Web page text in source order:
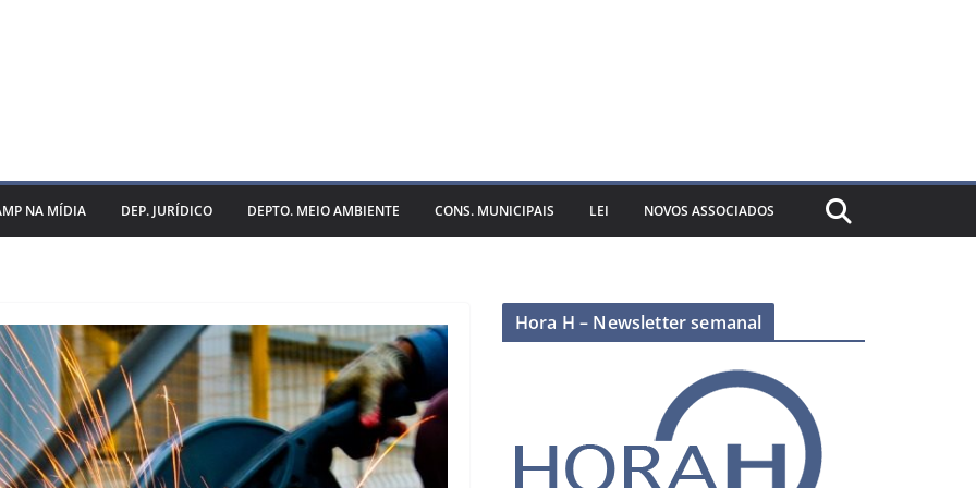
NA MÍDIA DEP. JURÍDICO DEPTO. MEIO AMBIENTE CONS. MUNICIPAIS LEI NOVOS ASSOCIADOS
Hora H – Newsletter semanal